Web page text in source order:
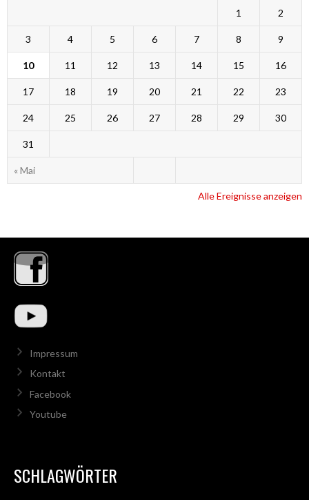
« Mai
1 2
3 4 5 6 7 8 9
10 11 12 13 14 15 16
17 18 19 20 21 22 23
24 25 26 27 28 29 30
31
Alle Ereignisse anzeigen
Impressum
Kontakt
Facebook
Youtube
SCHLAGWÖRTER